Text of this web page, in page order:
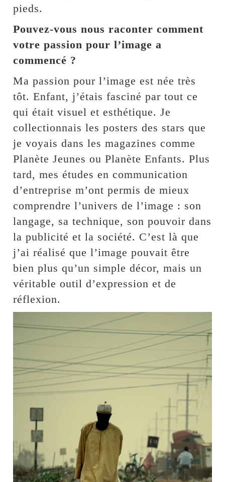
pieds.
Pouvez-vous nous raconter comment
votre passion pour l’image a
commencé ?
Ma passion pour l’image est née très
tôt. Enfant, j’étais fasciné par tout ce
qui était visuel et esthétique. Je
collectionnais les posters des stars que
je voyais dans les magazines comme
Planète Jeunes ou Planète Enfants. Plus
tard, mes études en communication
d’entreprise m’ont permis de mieux
comprendre l’univers de l’image : son
langage, sa technique, son pouvoir dans
la publicité et la société. C’est là que
j’ai réalisé que l’image pouvait être
bien plus qu’un simple décor, mais un
véritable outil d’expression et de
réflexion.